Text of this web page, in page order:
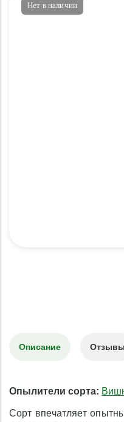
Нет в наличии
Описание Отзывы
Опылители сорта:
Сорт впечатляет